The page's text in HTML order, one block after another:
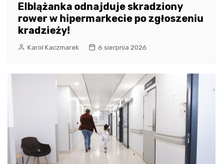
Elblążanka odnajduje skradziony
rower w hipermarkecie po zgłoszeniu
kradzieży!
Karol Kaczmarek 6 sierpnia 2026